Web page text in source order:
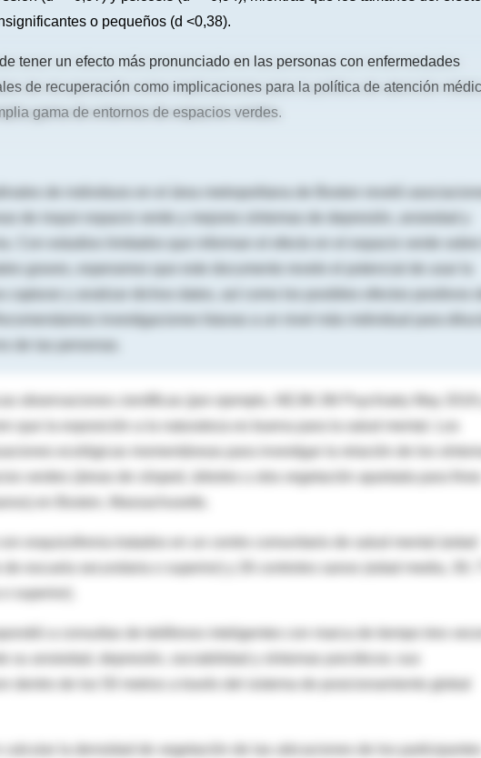
o pequeños (d <0,38).
tener un efecto más pronunciado en las personas con enfermedades
de recuperación como implicaciones para la política de atención
gama de entornos de espacios verdes.
capturar y analizar dichos datos, así como los posibles efectos positivos
investigaciones futuras a un nivel más individual para
que la exposición a la naturaleza es buena para la salud mental. Los
ecológicas momentáneas para investigar la relación de los
verdes (áreas de césped, árboles u otra vegetación apartada para fines
con esquizofrenia tratados en un centro comunitario de salud mental (edad
escuela secundaria o superior) y 26 controles sanos (edad media, 30;
superior).
a consultas de teléfonos inteligentes con marca de tiempo tres
dentro de los 50 metros a través del sistema de posicionamiento global
calcular la densidad de vegetación de las ubicaciones de los participantes